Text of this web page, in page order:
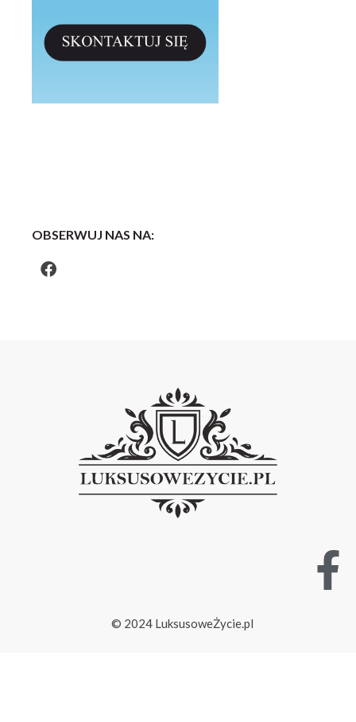
OBSERWUJ NAS NA:
© 2024 LuksusoweŻycie.pl